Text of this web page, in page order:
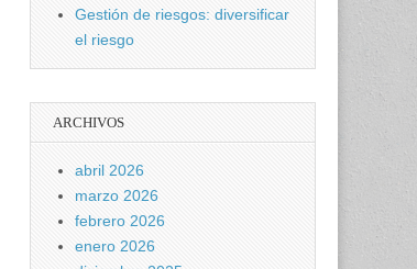
Gestión de riesgos: diversificar
el riesgo
ARCHIVOS
abril 2026
marzo 2026
febrero 2026
enero 2026